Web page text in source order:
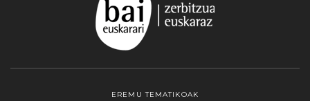
EREMU TEMATIKOAK